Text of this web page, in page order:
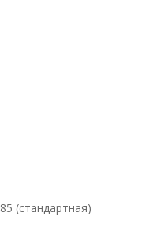
85 (стандартная)